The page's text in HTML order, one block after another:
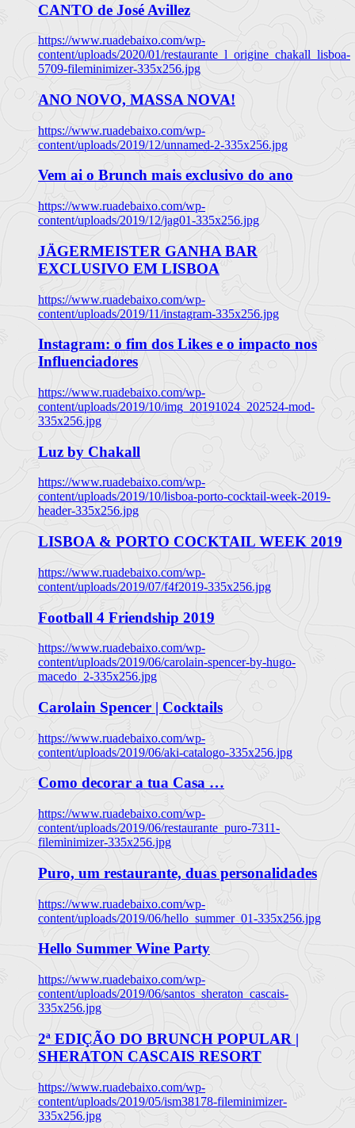
CANTO de José Avillez
https://www.ruadebaixo.com/wp-
content/uploads/2020/01/restaurante_l_origine_chakall_lisboa-
5709-fileminimizer-335x256.jpg
ANO NOVO, MASSA NOVA!
https://www.ruadebaixo.com/wp-
content/uploads/2019/12/unnamed-2-335x256.jpg
Vem ai o Brunch mais exclusivo do ano
https://www.ruadebaixo.com/wp-
content/uploads/2019/12/jag01-335x256.jpg
JÄGERMEISTER GANHA BAR
EXCLUSIVO EM LISBOA
https://www.ruadebaixo.com/wp-
content/uploads/2019/11/instagram-335x256.jpg
Instagram: o fim dos Likes e o impacto nos
Influenciadores
https://www.ruadebaixo.com/wp-
content/uploads/2019/10/img_20191024_202524-mod-
335x256.jpg
Luz by Chakall
https://www.ruadebaixo.com/wp-
content/uploads/2019/10/lisboa-porto-cocktail-week-2019-
header-335x256.jpg
LISBOA & PORTO COCKTAIL WEEK 2019
https://www.ruadebaixo.com/wp-
content/uploads/2019/07/f4f2019-335x256.jpg
Football 4 Friendship 2019
https://www.ruadebaixo.com/wp-
content/uploads/2019/06/carolain-spencer-by-hugo-
macedo_2-335x256.jpg
Carolain Spencer | Cocktails
https://www.ruadebaixo.com/wp-
content/uploads/2019/06/aki-catalogo-335x256.jpg
Como decorar a tua Casa …
https://www.ruadebaixo.com/wp-
content/uploads/2019/06/restaurante_puro-7311-
fileminimizer-335x256.jpg
Puro, um restaurante, duas personalidades
https://www.ruadebaixo.com/wp-
content/uploads/2019/06/hello_summer_01-335x256.jpg
Hello Summer Wine Party
https://www.ruadebaixo.com/wp-
content/uploads/2019/06/santos_sheraton_cascais-
335x256.jpg
2ª EDIÇÃO DO BRUNCH POPULAR |
SHERATON CASCAIS RESORT
https://www.ruadebaixo.com/wp-
content/uploads/2019/05/ism38178-fileminimizer-
335x256.jpg